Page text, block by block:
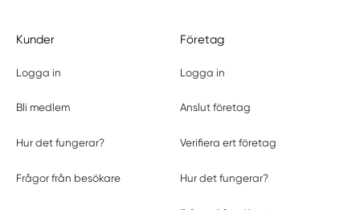
Kunder
Logga in
Bli medlem
Hur det fungerar?
Frågor från besökare
Företag
Logga in
Anslut företag
Verifiera ert företag
Hur det fungerar?